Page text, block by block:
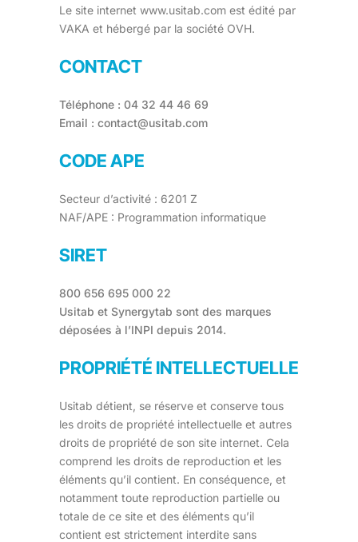
Le site internet www.usitab.com est édité par
VAKA et hébergé par la société OVH.
CONTACT
Téléphone : 04 32 44 46 69
Email : contact@usitab.com
CODE APE
Secteur d’activité : 6201 Z
NAF/APE : Programmation informatique
SIRET
800 656 695 000 22
Usitab et Synergytab sont des marques
déposées à l’INPI depuis 2014.
PROPRIÉTÉ INTELLECTUELLE
Usitab détient, se réserve et conserve tous
les droits de propriété intellectuelle et autres
droits de propriété de son site internet. Cela
comprend les droits de reproduction et les
éléments qu’il contient. En conséquence, et
notamment toute reproduction partielle ou
totale de ce site et des éléments qu’il
contient est strictement interdite sans